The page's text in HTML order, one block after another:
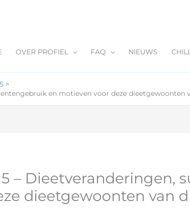
OVER PROFIEL FAQ NIEUWS
en motieven voor deze dieetgewoonten
– Dieetveranderingen,
dieetgewoonten van